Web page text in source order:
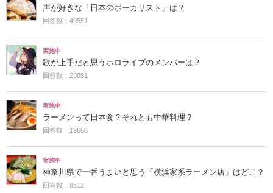
声が好きな「日本のボーカリスト」は？
回答数：49551
実施中
歌が上手だと思うホロライブのメンバーは？
回答数：23891
実施中
ラーメンって日本食？それとも中華料理？
回答数：19666
実施中
神奈川県で一番うまいと思う「横浜家系ラーメン店」はどこ？
回答数：8512